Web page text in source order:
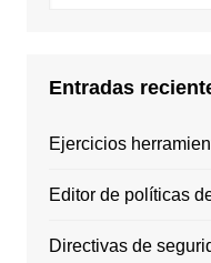
Entradas
Ejercicios
Editor de políticas
Directivas de